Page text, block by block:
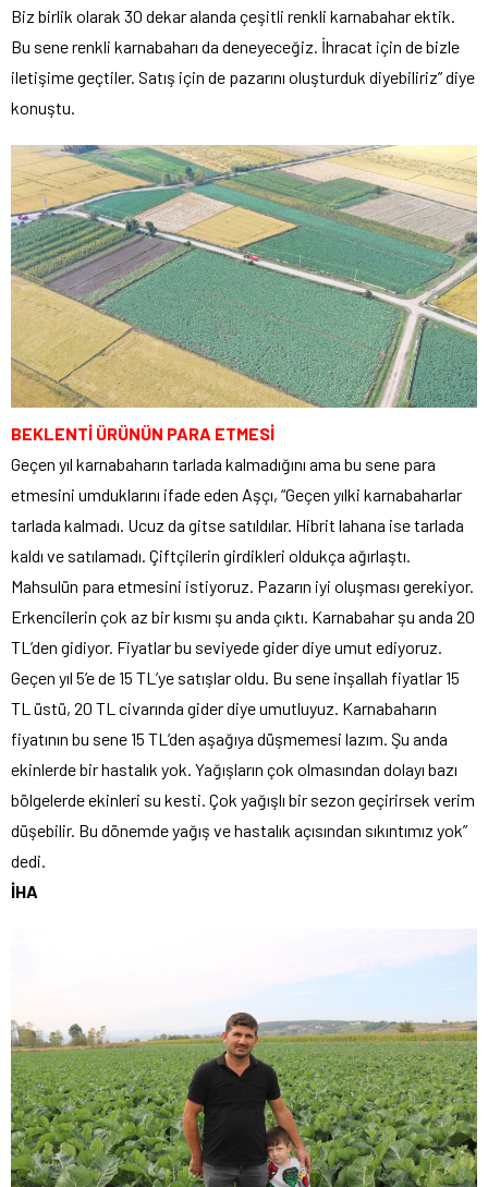
Biz birlik olarak 30 dekar alanda çeşitli renkli karnabahar ektik.
Bu sene renkli karnabaharı da deneyeceğiz. İhracat için de bizle
iletişime geçtiler. Satış için de pazarını oluşturduk diyebiliriz” diye
konuştu.
BEKLENTİ ÜRÜNÜN PARA ETMESİ
Geçen yıl karnabaharın tarlada kalmadığını ama bu sene para
etmesini umduklarını ifade eden Aşçı, “Geçen yılki karnabaharlar
tarlada kalmadı. Ucuz da gitse satıldılar. Hibrit lahana ise tarlada
kaldı ve satılamadı. Çiftçilerin girdikleri oldukça ağırlaştı.
Mahsulün para etmesini istiyoruz. Pazarın iyi oluşması gerekiyor.
Erkencilerin çok az bir kısmı şu anda çıktı. Karnabahar şu anda 20
TL’den gidiyor. Fiyatlar bu seviyede gider diye umut ediyoruz.
Geçen yıl 5’e de 15 TL’ye satışlar oldu. Bu sene inşallah fiyatlar 15
TL üstü, 20 TL civarında gider diye umutluyuz. Karnabaharın
fiyatının bu sene 15 TL’den aşağıya düşmemesi lazım. Şu anda
ekinlerde bir hastalık yok. Yağışların çok olmasından dolayı bazı
bölgelerde ekinleri su kesti. Çok yağışlı bir sezon geçirirsek verim
düşebilir. Bu dönemde yağış ve hastalık açısından sıkıntımız yok”
dedi.
İHA